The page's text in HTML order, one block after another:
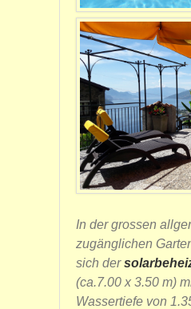
In der grossen
zugänglichen
sich der
(ca.7.00 x 3.50 m)
Wassertiefe von